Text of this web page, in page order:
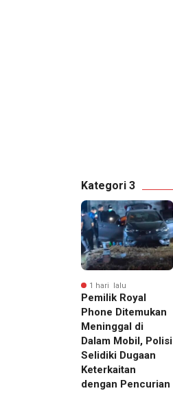
Kategori 3
1 hari lalu
Pemilik Royal
Phone Ditemukan
Meninggal di
Dalam Mobil, Polisi
Selidiki Dugaan
Keterkaitan
dengan Pencurian